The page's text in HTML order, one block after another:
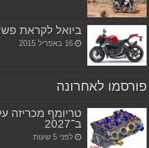
ביואל לקראת
16 באפריל 2015
פורסמו לאחרונה
ב־2027
לפני 5 שעות